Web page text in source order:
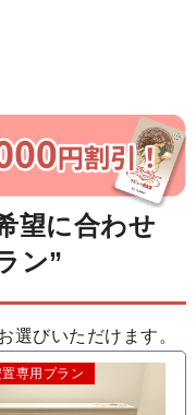
望に合わせ
ン”
選びいただけます。
専用プラン